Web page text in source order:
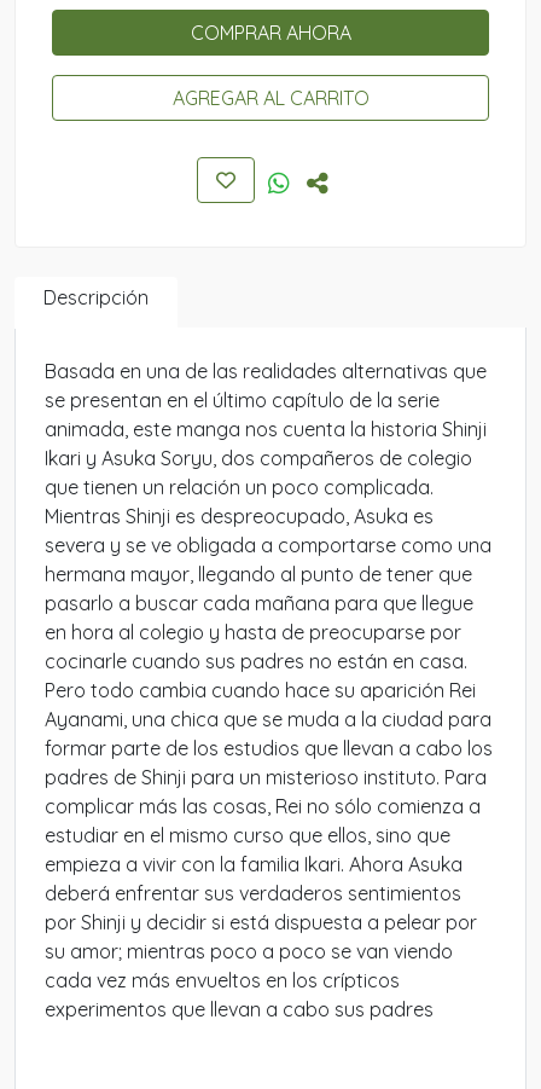
COMPRAR AHORA
AGREGAR AL CARRITO
Descripción
Basada en una de las realidades alternativas que
se presentan en el último capítulo de la serie
animada, este manga nos cuenta la historia Shinji
Ikari y Asuka Soryu, dos compañeros de colegio
que tienen un relación un poco complicada.
Mientras Shinji es despreocupado, Asuka es
severa y se ve obligada a comportarse como una
hermana mayor, llegando al punto de tener que
pasarlo a buscar cada mañana para que llegue
en hora al colegio y hasta de preocuparse por
cocinarle cuando sus padres no están en casa.
Pero todo cambia cuando hace su aparición Rei
Ayanami, una chica que se muda a la ciudad para
formar parte de los estudios que llevan a cabo los
padres de Shinji para un misterioso instituto. Para
complicar más las cosas, Rei no sólo comienza a
estudiar en el mismo curso que ellos, sino que
empieza a vivir con la familia Ikari. Ahora Asuka
deberá enfrentar sus verdaderos sentimientos
por Shinji y decidir si está dispuesta a pelear por
su amor; mientras poco a poco se van viendo
cada vez más envueltos en los crípticos
experimentos que llevan a cabo sus padres